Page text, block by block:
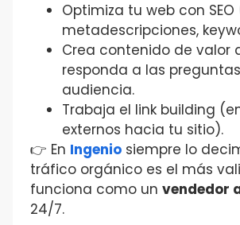
Optimiza tu web con
metadescripciones,
Crea contenido de valor
responda a las
audiencia.
Trabaja el link building
externos hacia tu sitio).
👉 En Ingenio siempre lo
tráfico orgánico es el más
funciona como unvendedor
24/7.